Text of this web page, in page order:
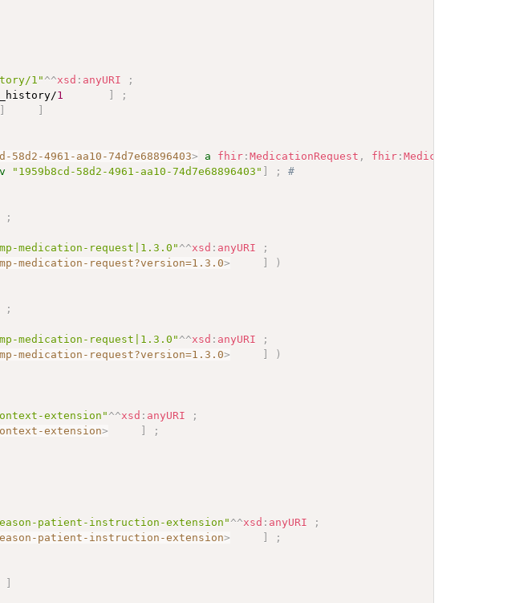
1" ^^xsd : anyURI
;
_history/1
;
4961-aa10-74d7e68896403> a fhir :MedicationRequest , fhir :MedicationRequest
v "1959b8cd-58d2-4961-aa10-74d7e68896403" ;
#
;
medication-request|1.3.0" ^^xsd : anyURI
;
medication-request?version=1.3.0>
)
;
medication-request|1.3.0" ^^xsd : anyURI
;
medication-request?version=1.3.0>
)
extension" ^^xsd : anyURI
;
extension>
;
patient-instruction-extension" ^^xsd : anyURI
;
patient-instruction-extension>
;